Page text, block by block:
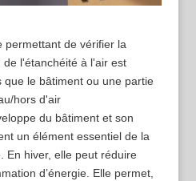
du bâtiment et son
un élément essentiel de la
En hiver, elle peut réduire
d’énergie. Elle permet,